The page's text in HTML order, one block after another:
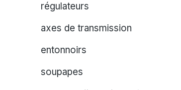
régulateurs
axes de transmission
entonnoirs
soupapes